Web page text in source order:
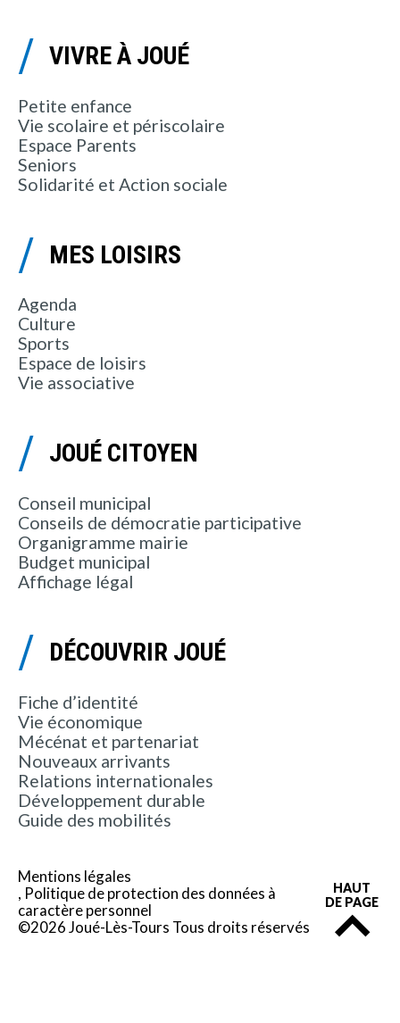
VIVRE À JOUÉ
Petite enfance
Vie scolaire et périscolaire
Espace Parents
Seniors
Solidarité et Action sociale
MES LOISIRS
Agenda
Culture
Sports
Espace de loisirs
Vie associative
JOUÉ CITOYEN
Conseil municipal
Conseils de démocratie participative
Organigramme mairie
Budget municipal
Affichage légal
DÉCOUVRIR JOUÉ
Fiche d’identité
Vie économique
Mécénat et partenariat
Nouveaux arrivants
Relations internationales
Développement durable
Guide des mobilités
Mentions légales
Politique de protection des données à
caractère personnel
©2026 Joué-Lès-Tours Tous droits réservés
HAUT
DE PAGE